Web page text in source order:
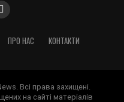
ПРО НАС КОНТАКТИ
Всі права захищені.
на сайті матеріалів